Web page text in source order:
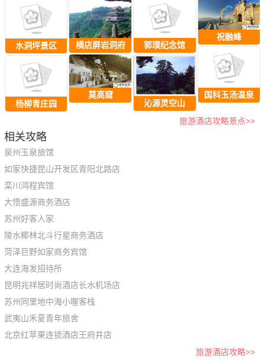
水洞坪景区
杨柳青庄园
横店屏岩洞府
莫高窟
郭璞纪念馆
沁源灵空山
祝融峰
国科玉汤温泉
旅游酒店攻略景点>>
相关攻略
泉州玉泉旅馆
如家快捷昆山开发区青阳北路店
栾川鸿程宾馆
大悟盛源商务酒店
苏州好客人家
陵水椰林北斗行星商务酒店
菏泽巨野如家商务宾馆
大连海发招待所
昆明兆祥居时尚酒店长水机场店
苏州同里地中海小喔客栈
武夷山禾夏青年旅舍
北京红苹果连锁酒店王府井店
旅游酒店攻略>>